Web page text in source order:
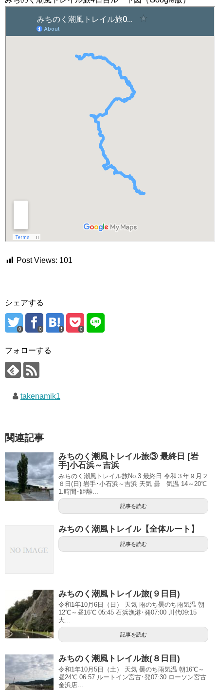
Post Views: 101
シェアする
0 0 0
フォローする
takenamik1
関連記事
みちのく潮風トレイル旅③ 最終日 [岩
手]小石浜～吉浜
みちのく潮風トレイル旅No.3 最終日 令和３年９月２
６日(日) 岩手･小石浜～吉浜 天気 曇 気温 14～20℃
1.時間･距離...
記事を読む
みちのく潮風トレイル【全体ルート】
記事を読む
みちのく潮風トレイル旅(９日目)
令和1年10月6日（日） 天気 雨のち曇のち雨気温 朝
12℃～昼16℃ 05:45 石浜漁港･発07:00 川代09:15
大...
記事を読む
みちのく潮風トレイル旅(８日目)
令和1年10月5日（土） 天気 曇のち雨気温 朝16℃～
昼24℃ 06:57 ルートイン宮古･発07:30 ローソン宮古
金浜店...